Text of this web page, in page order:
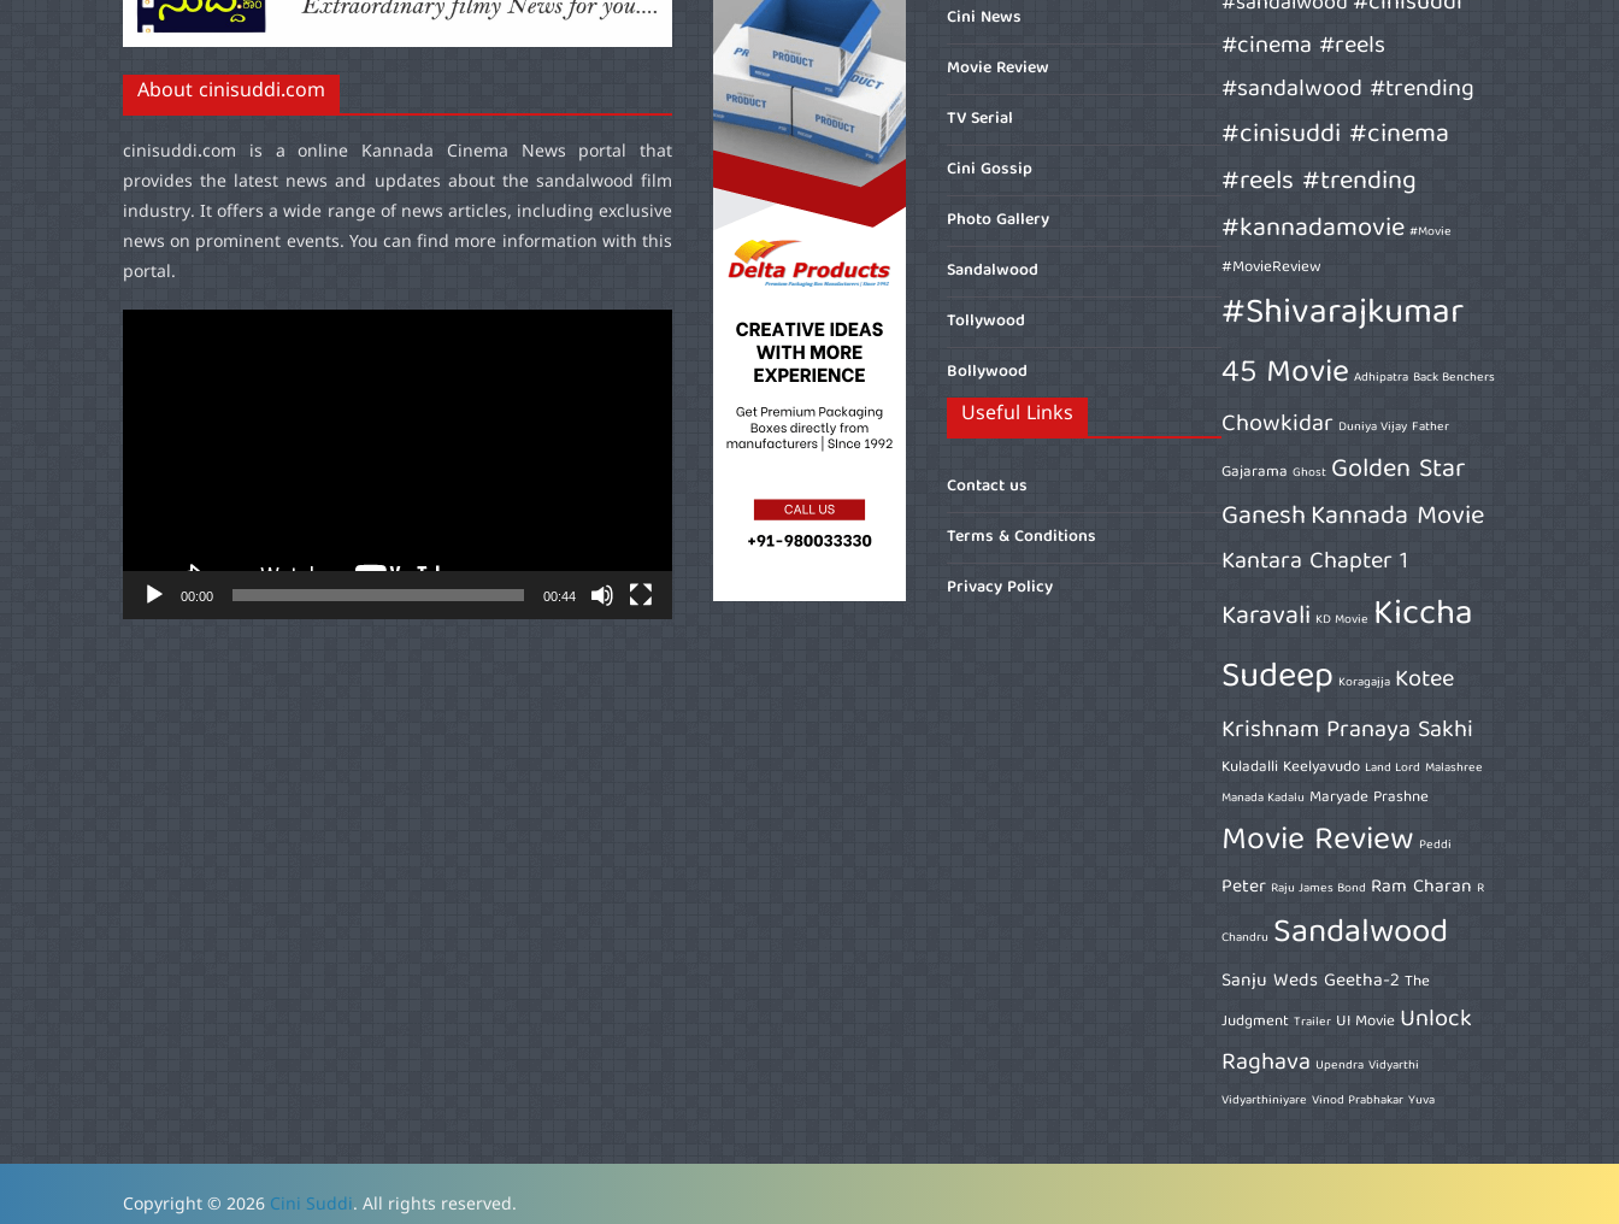
About cinisuddi.com
cinisuddi.com is a online Kannada Cinema News portal that
provides the latest news and updates about the sandalwood film
industry. It offers a wide range of news articles, including exclusive
news on prominent events. You can find more information with this
portal.
00:00 00:44
Cini News
Movie Review
TV Serial
Cini Gossip
Photo Gallery
Sandalwood
Tollywood
Bollywood
Useful Links
Contact us
Terms & Conditions
Privacy Policy
#cinema #reels
#sandalwood #trending
#cinisuddi #cinema
#reels #trending
#kannadamovie #Movie
#MovieReview
#Shivarajkumar
45 Movie Adhipatra Back Benchers
Chowkidar Duniya Vijay Father
Gajarama Ghost Golden Star
GaneshKannada Movie
Kantara Chapter 1
Karavali KD Movie Kiccha
Sudeep Koragajja Kotee
Krishnam Pranaya Sakhi
Kuladalli Keelyavudo Land Lord Malashree
Manada Kadalu Maryade Prashne
Movie Review Peddi
Peter Raju James Bond Ram Charan R
Chandru Sandalwood
Sanju Weds Geetha-2 The
Judgment Trailer UI Movie Unlock
Raghava Upendra Vidyarthi
Vidyarthiniyare Vinod Prabhakar Yuva
Copyright © 2026 Cini Suddi. All rights reserved.